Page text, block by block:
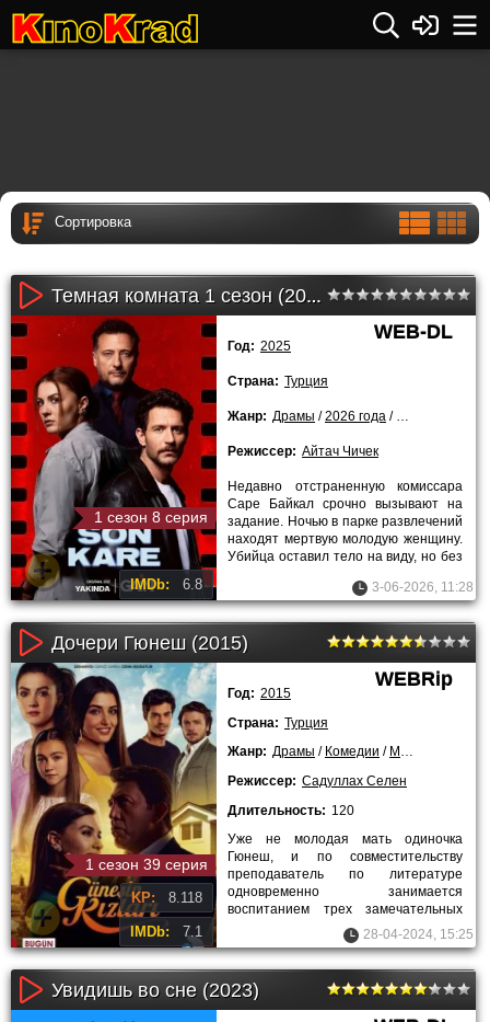
Темная комната 1 сезон (2026)
1 сезон 8 серия
IMDb: 6.8
WEB-DL
Год: 2025
Страна: Турция
Жанр: Драмы /2026 года / Сериалы
Режиссер: Айтач Чичек
Недавно отстраненную комиссара
Саре Байкал срочно вызывают на
задание. Ночью в парке развлечений
находят мертвую молодую женщину.
Убийца оставил тело на виду, но без
3-06-2026, 11:28
Дочери Гюнеш (2015)
1 сезон 39 серия
KP: 8.118
IMDb: 7.1
WEBRip
Год: 2015
Страна: Турция
Жанр: Драмы / Комедии / Мелодрамы
Режиссер: Садуллах Селен
Длительность: 120
Уже не молодая мать одиночка
Гюнеш, и по совместительству
преподаватель по литературе
одновременно занимается
воспитанием трех замечательных
дочурок. В свои тридцать пять не
удалось
28-04-2024, 15:25
Увидишь во сне (2023)